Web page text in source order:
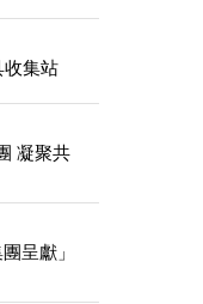
收集站
凝聚共
呈獻」